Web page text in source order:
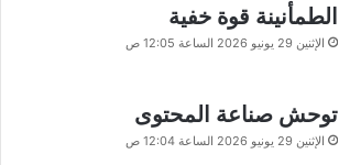
الطمأنينة قوة خفية
الإثنين 29 يونيو 2026 الساعة 12:05 ص
توحش صناعة المحتوى
الإثنين 29 يونيو 2026 الساعة 12:04 ص